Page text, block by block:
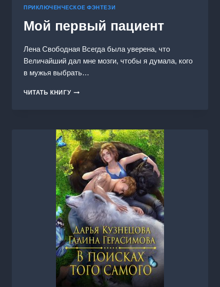
ПРИКЛЮЧЕНЧЕСКОЕ ФЭНТЕЗИ
Мой первый пациент
Лена Свободная Всегда была уверена, что
Величайший дал мне мозги, чтобы я думала, кого
в мужья выбрать…
ЧИТАТЬ КНИГУМОЙ